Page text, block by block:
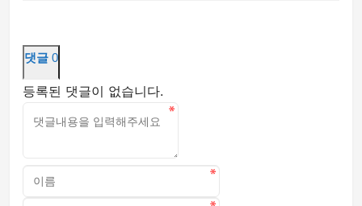
댓글 0
등록된 댓글이 없습니다.